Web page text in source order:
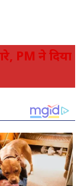
PM ने दिया